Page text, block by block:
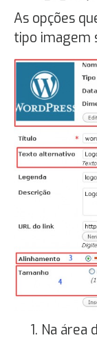
As opções
tipo imagem
Na área